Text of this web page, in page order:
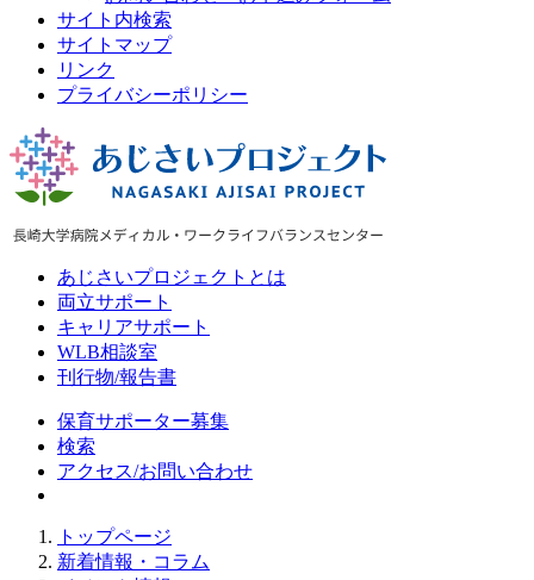
サイト内検索
サイトマップ
リンク
プライバシーポリシー
あじさいプロジェクトとは
両立サポート
キャリアサポート
WLB相談室
刊行物/報告書
保育サポーター募集
検索
アクセス/お問い合わせ
トップページ
新着情報・コラム